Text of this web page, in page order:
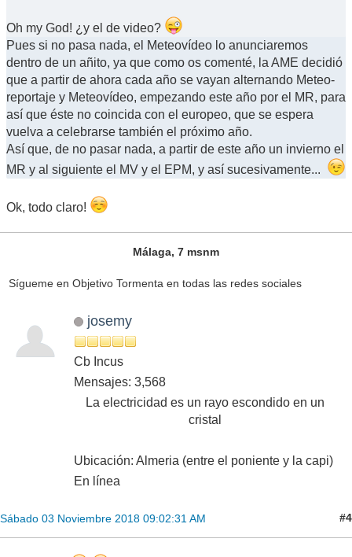
Oh my God! ¿y el de video?
Pues si no pasa nada, el Meteovídeo lo anunciaremos
dentro de un añito, ya que como os comenté, la AME decidió
que a partir de ahora cada año se vayan alternando Meteo-
reportaje y Meteovídeo, empezando este año por el MR, para
así que éste no coincida con el europeo, que se espera
vuelva a celebrarse también el próximo año.
Así que, de no pasar nada, a partir de este año un invierno el
MR y al siguiente el MV y el EPM, y así sucesivamente...
Ok, todo claro!
Málaga, 7 msnm
Sígueme en Objetivo Tormenta en todas las redes sociales
josemy
Cb Incus
Mensajes: 3,568
La electricidad es un rayo escondido en un
cristal
Ubicación: Almeria (entre el poniente y la capi)
En línea
Sábado 03 Noviembre 2018 09:02:31 AM #4